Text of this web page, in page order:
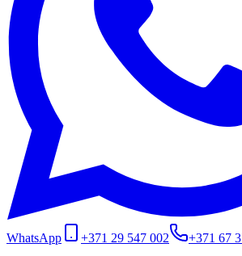
WhatsApp +371 29 547 002
+371 67